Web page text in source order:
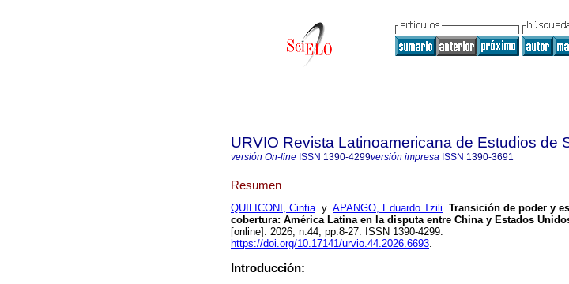
URVIO Revista Latinoamericana de Estudios de
versión On-line ISSN 1390-4299versión impresa ISSN 1390-3691
Resumen
QUILICONI, Cintiay APANGO, Eduardo Tzili. Transición de poder y
cobertura: América Latina en la disputa entre China y Estados
[online]. 2026, n.44, pp.8-27. ISSN 1390-4299.
https://doi.org/10.17141/urvio.44.2026.6693.
Introducción: